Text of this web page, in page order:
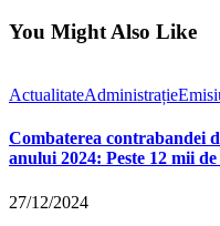
You Might Also Like
ActualitateAdministrație
Combaterea contrabandei
anului 2024: Peste 12 mii
27/12/2024